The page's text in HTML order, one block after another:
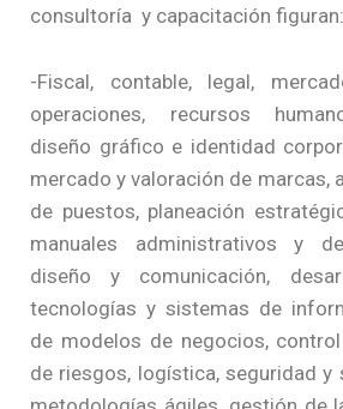
consultoría y capacitación figuran:
-Fiscal, contable, legal,
operaciones, recursos
diseño gráfico e identidad
mercado y valoración de marcas,
de puestos, planeación
manuales administrativos y
diseño y comunicación,
tecnologías y sistemas de
de modelos de negocios,
de riesgos, logística, seguridad y